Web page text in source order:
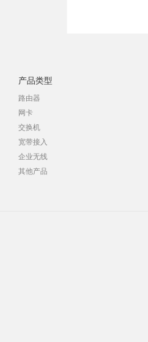
产品类型
路由器
网卡
交换机
宽带接入
企业无线
其他产品